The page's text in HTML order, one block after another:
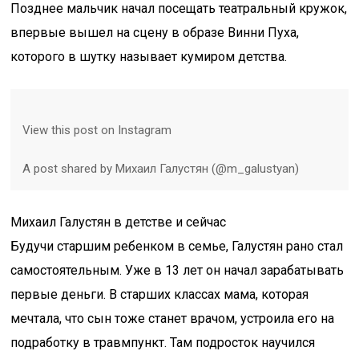
Позднее мальчик начал посещать театральный кружок,
впервые вышел на сцену в образе Винни Пуха,
которого в шутку называет кумиром детства.
View this post on Instagram
A post shared by Михаил Галустян (@m_galustyan)
Михаил Галустян в детстве и сейчас
Будучи старшим ребенком в семье, Галустян рано стал
самостоятельным. Уже в 13 лет он начал зарабатывать
первые деньги. В старших классах мама, которая
мечтала, что сын тоже станет врачом, устроила его на
подработку в травмпункт. Там подросток научился